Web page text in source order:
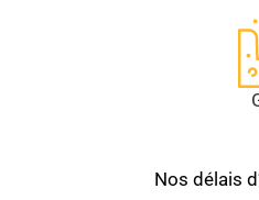
Nos délais